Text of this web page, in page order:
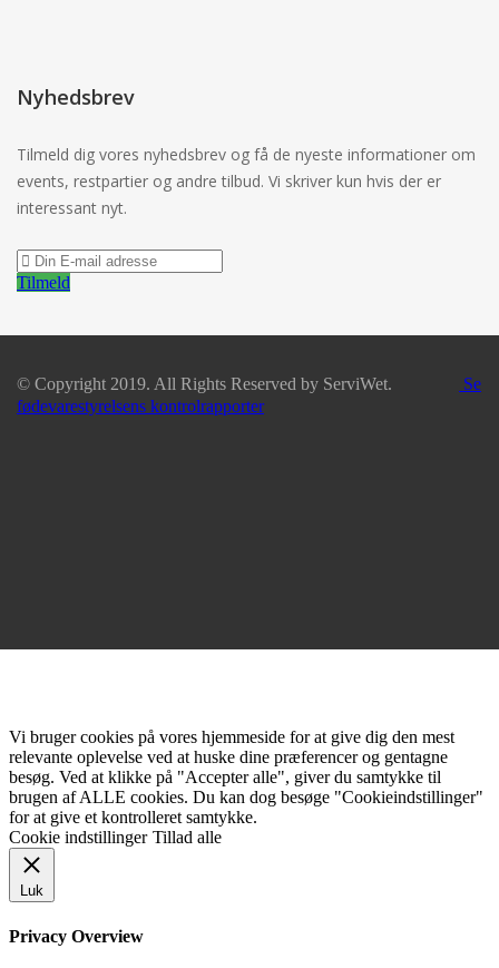
Nyhedsbrev
Tilmeld dig vores nyhedsbrev og få de nyeste informationer om
events, restpartier og andre tilbud. Vi skriver kun hvis der er
interessant nyt.
Tilmeld
© Copyright 2019. All Rights Reserved by ServiWet.
Se
fødevarestyrelsens kontrolrapporter
Vi bruger cookies på vores hjemmeside for at give dig den mest
relevante oplevelse ved at huske dine præferencer og gentagne
besøg. Ved at klikke på "Accepter alle", giver du samtykke til
brugen af ALLE cookies. Du kan dog besøge "Cookieindstillinger"
for at give et kontrolleret samtykke.
Cookie indstillinger Tillad alle
Luk
Privacy Overview